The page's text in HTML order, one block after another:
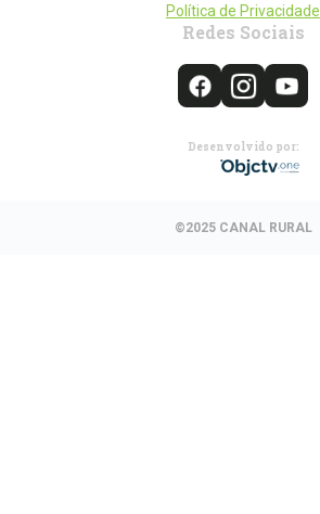
Política de Privacidade
Redes Sociais
Desenvolvido por:
©2025 CANAL RURAL